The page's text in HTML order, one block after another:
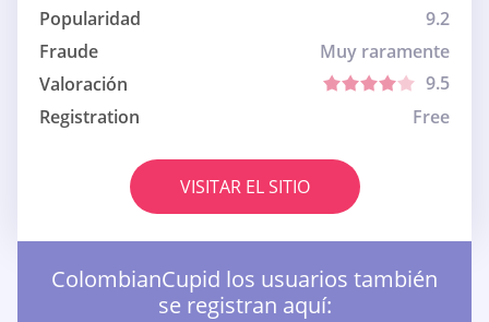
Popularidad
9.2
Fraude
Muy raramente
Valoración
9.5
Registration
Free
VISITAR EL SITIO
ColombianCupid los usuarios también
se registran aquí: